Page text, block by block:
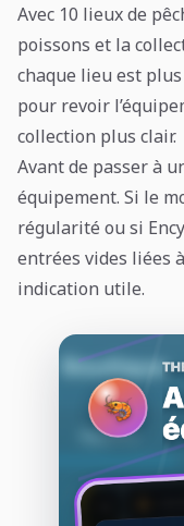
Avec 10 lieux de
poissons et la
chaque lieu est
pour revoir
collection plus clair.
Avant de passer à
équipement. Si le
régularité ou si
entrées vides liées
indication utile.